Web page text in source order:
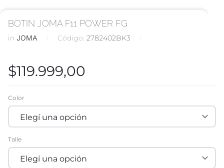
BOTIN JOMA F11 POWER FG
in JOMA Código: 2782402BK3
$119.999,00
Color
Talle